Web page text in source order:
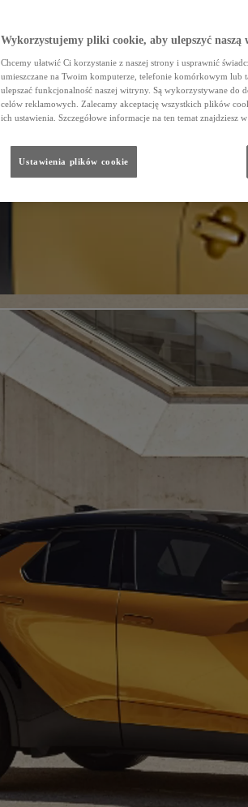
Wykorzystujemy pliki cookie, aby ulepszyć naszą
Chcemy ułatwić Ci korzystanie z naszej strony i usprawnić
umieszczane na Twoim komputerze, telefonie komórkowym lub
ulepszać funkcjonalność naszej witryny. Są wykorzystywane do
celów reklamowych. Zalecamy akceptację wszystkich plików
ich ustawienia. Szczegółowe informacje na ten temat znajdziesz w
Ustawienia plików cookie